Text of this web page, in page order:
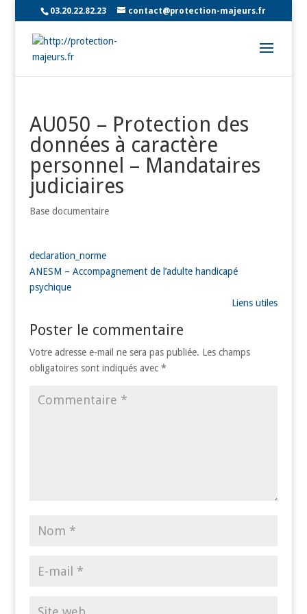
03.20.22.82.23 contact@protection-majeurs.fr
AU050 – Protection des
données à caractère
personnel – Mandataires
judiciaires
Base documentaire
declaration_norme
ANESM – Accompagnement de l’adulte handicapé
psychique
Liens utiles
Poster le commentaire
Votre adresse e-mail ne sera pas publiée. Les champs
obligatoires sont indiqués avec *